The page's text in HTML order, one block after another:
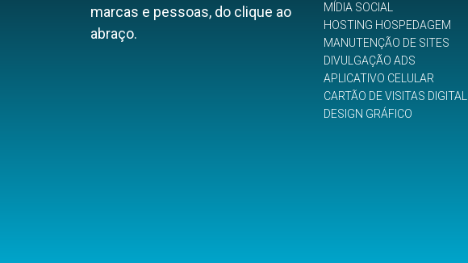
marcas e pessoas, do clique ao
abraço.
MÍDIA SOCIAL
HOSTING HOSPEDAGEM
MANUTENÇÃO DE SITES
DIVULGAÇÃO ADS
APLICATIVO CELULAR
CARTÃO DE VISITAS DIGITAL
DESIGN GRÁFICO